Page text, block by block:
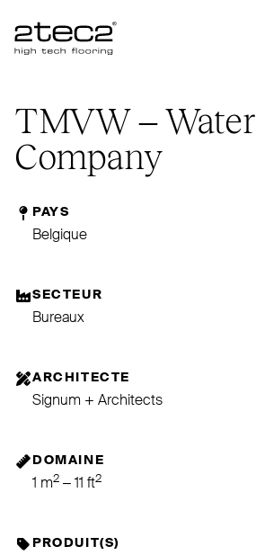
Primary
TMVW– Water
Company
PAYS
Belgique
SECTEUR
Bureaux
ARCHITECTE
Signum + Architects
DOMAINE
1 m2 – 11 ft2
PRODUIT(S)